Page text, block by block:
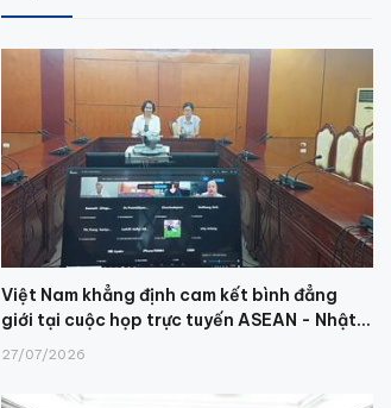
Việt Nam khẳng định cam kết bình đẳng
giới tại cuộc họp trực tuyến ASEAN - Nhật...
27/07/2026